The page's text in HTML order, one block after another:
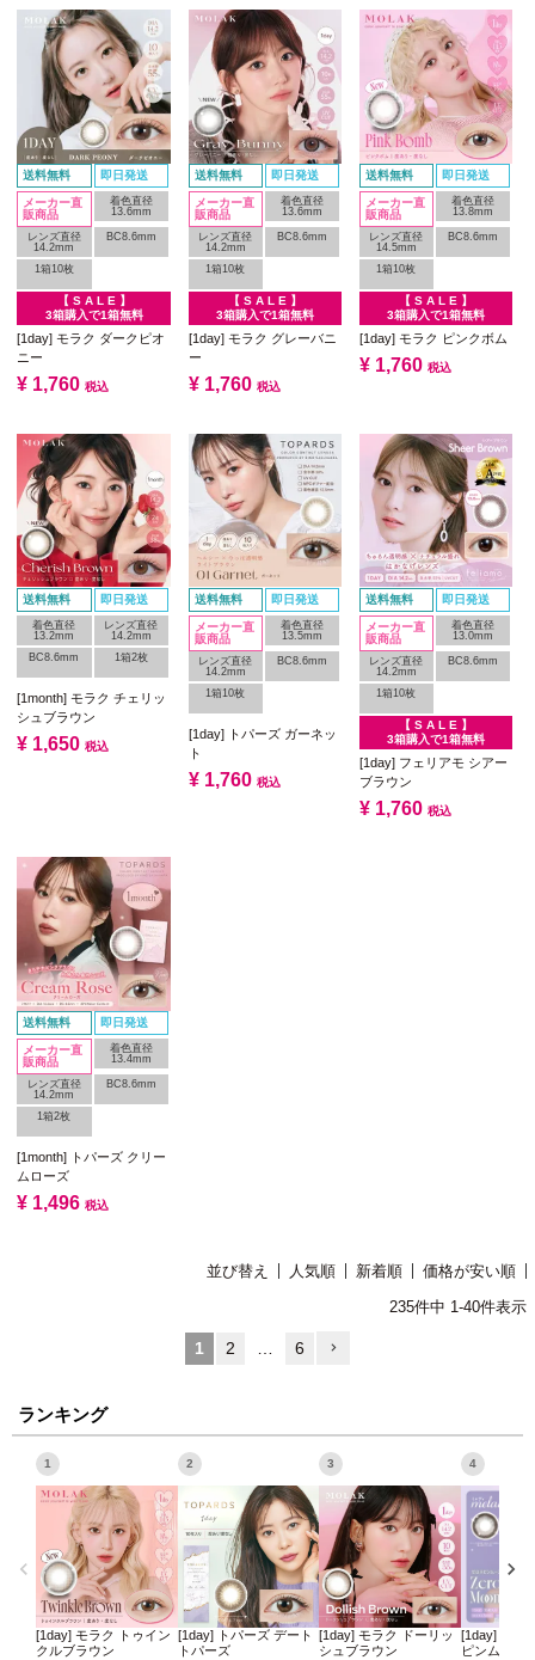
送料無料 即日発送
メーカー直
販商品
着色直径
13.6mm
レンズ直径
14.2mm
BC8.6mm
1箱10枚
【 S A L E 】
3箱購入で1箱無料
[1day] モラク ダークピオ
ニー
¥ 1,760 税込
送料無料 即日発送
メーカー直
販商品
着色直径
13.6mm
レンズ直径
14.2mm
BC8.6mm
1箱10枚
【 S A L E 】
3箱購入で1箱無料
[1day] モラク グレーバニ
ー
¥ 1,760 税込
送料無料 即日発送
メーカー直
販商品
着色直径
13.8mm
レンズ直径
14.5mm
BC8.6mm
1箱10枚
【 S A L E 】
3箱購入で1箱無料
[1day] モラク ピンクボム
¥ 1,760 税込
送料無料 即日発送
着色直径
13.2mm
レンズ直径
14.2mm
BC8.6mm
1箱2枚
[1month] モラク チェリッ
シュブラウン
¥ 1,650 税込
送料無料 即日発送
メーカー直
販商品
着色直径
13.5mm
レンズ直径
14.2mm
BC8.6mm
1箱10枚
[1day] トパーズ ガーネッ
ト
¥ 1,760 税込
送料無料 即日発送
メーカー直
販商品
着色直径
13.0mm
レンズ直径
14.2mm
BC8.6mm
1箱10枚
【 S A L E 】
3箱購入で1箱無料
[1day] フェリアモ シアー
ブラウン
¥ 1,760 税込
送料無料 即日発送
メーカー直
販商品
着色直径
13.4mm
レンズ直径
14.2mm
BC8.6mm
1箱2枚
[1month] トパーズ クリー
ムローズ
¥ 1,496 税込
並び替え 人気順 新着順
価格が安い順
235件中 1-40件表示
1 2 6
ランキング
1
[1day] モラク トゥイン
クルブラウン
2
[1day] トパーズ デート
トパーズ
3
[1day] モラク ドーリッ
シュブラウン
4
[1day] ミレ
ピンムーン